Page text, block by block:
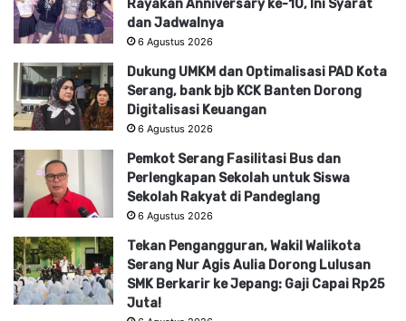
Rayakan Anniversary ke-10, Ini Syarat
dan Jadwalnya
6 Agustus 2026
Dukung UMKM dan Optimalisasi PAD Kota
Serang, bank bjb KCK Banten Dorong
Digitalisasi Keuangan
6 Agustus 2026
Pemkot Serang Fasilitasi Bus dan
Perlengkapan Sekolah untuk Siswa
Sekolah Rakyat di Pandeglang
6 Agustus 2026
Tekan Pengangguran, Wakil Walikota
Serang Nur Agis Aulia Dorong Lulusan
SMK Berkarir ke Jepang: Gaji Capai Rp25
Juta!